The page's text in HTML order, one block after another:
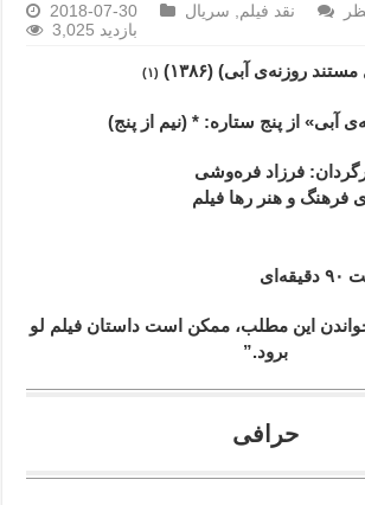
2018-07-30 نقد فیلم سریال
3,025 بازدید
روزنه‌ی آبی) (۱۳۸۶) (۱)
آبی» از پنج ستاره: * (نیم از پنج)
فرزاد فره‌وشی
فرهنگ و هنر رها فیلم
خواندن این مطلب، ممکن است داستان فیلم لو
برود.”
حرافی